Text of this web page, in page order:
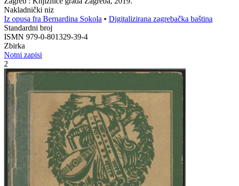
Nakladnički niz
Iz opusa fra Bernardina Sokola • Digitalizirana zagrebačka baština
Standardni broj
ISMN 979-0-801329-39-4
Zbirka
Notni zapisi
2